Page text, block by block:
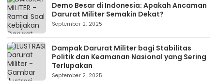
Demo Besar di Indonesia: Apakah Ancaman
Darurat Militer Semakin Dekat?
September 2, 2025
Dampak Darurat Militer bagi Stabilitas
Politik dan Keamanan Nasional yang Sering
Terlupakan
September 2, 2025